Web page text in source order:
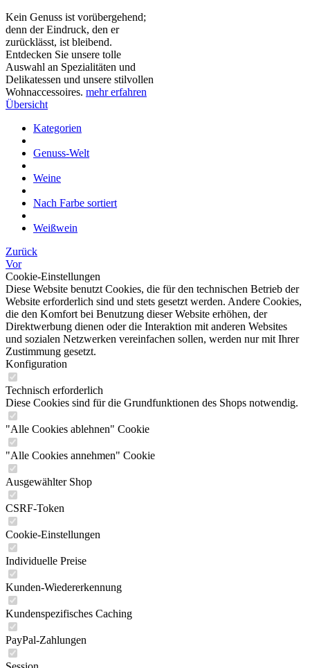
Kein Genuss ist vorübergehend;
denn der Eindruck, den er
zurücklässt, ist bleibend.
Entdecken Sie unsere tolle
Auswahl an Spezialitäten und
Delikatessen und unsere stilvollen
Wohnaccessoires. mehr erfahren
Übersicht
Kategorien
Genuss-Welt
Weine
Nach Farbe sortiert
Weißwein
Zurück
Vor
Cookie-Einstellungen
Diese Website benutzt Cookies, die für den technischen Betrieb der
Website erforderlich sind und stets gesetzt werden. Andere Cookies,
die den Komfort bei Benutzung dieser Website erhöhen, der
Direktwerbung dienen oder die Interaktion mit anderen Websites
und sozialen Netzwerken vereinfachen sollen, werden nur mit Ihrer
Zustimmung gesetzt.
Konfiguration
Technisch erforderlich
Diese Cookies sind für die Grundfunktionen des Shops notwendig.
"Alle Cookies ablehnen" Cookie
"Alle Cookies annehmen" Cookie
Ausgewählter Shop
CSRF-Token
Cookie-Einstellungen
Individuelle Preise
Kunden-Wiedererkennung
Kundenspezifisches Caching
PayPal-Zahlungen